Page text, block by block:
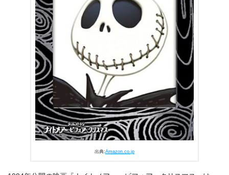
出典: U-NEXT
出典:Amazon.co.jp